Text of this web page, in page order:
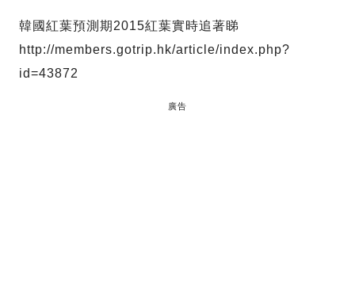
韓國紅葉預測期2015紅葉實時追著睇
http://members.gotrip.hk/article/index.php?
id=43872
廣告